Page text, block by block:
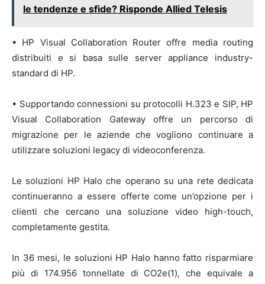
le tendenze e sfide? Risponde Allied Telesis
• HP Visual Collaboration Router offre media routing
distribuiti e si basa sulle server appliance industry-
standard di HP.
• Supportando connessioni su protocolli H.323 e SIP, HP
Visual Collaboration Gateway offre un percorso di
migrazione per le aziende che vogliono continuare a
utilizzare soluzioni legacy di videoconferenza.
Le soluzioni HP Halo che operano su una rete dedicata
continueranno a essere offerte come un’opzione per i
clienti che cercano una soluzione video high-touch,
completamente gestita.
In 36 mesi, le soluzioni HP Halo hanno fatto risparmiare
più di 174.956 tonnellate di CO2e(1), che equivale a